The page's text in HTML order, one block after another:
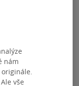
nám
vše